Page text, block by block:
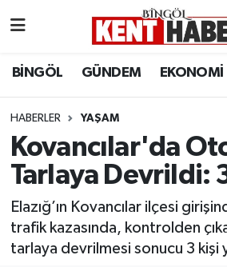
BİNGÖL GÜNDEM EKONOMİ
HABERLER YAŞAM
Kovancılar'da
Tarlaya Devrildi:
Elazığ’ın Kovancılar ilçesi
trafik kazasında, kontrolden
tarlaya devrilmesi sonucu 3 kişi
BİLİM-TEKNOLOJİ
DÜNYA
EĞİTİM
EKONOMİ
Bingöl Hava Durumu
Bingöl Namaz Vakitleri
Bingöl Trafik Yoğunluk
Süper Lig Puan Durumu ve